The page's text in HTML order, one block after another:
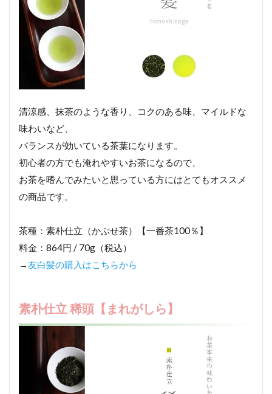
清涼感、抹茶のような香り、コクのある味、マイルドな
味わいなど、
バランスが効いている茶葉になります。
初心者の方でも淹れやすいお茶になるので、
お茶を嗜んでみたいと思っている方にはとてもオススメ
の商品です。
茶種：素朴仕立（かぶせ茶）【一番茶100％】
料金：864円 / 70g（税込）
→友白髪の購入はこちらから
素朴仕立 稀頭【まれがしら】